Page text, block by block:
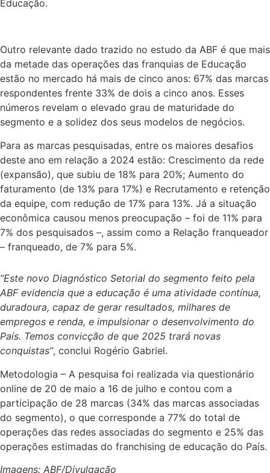
Educação.
Outro relevante dado trazido no estudo da ABF é que mais
da metade das operações das franquias de Educação
estão no mercado há mais de cinco anos: 67% das marcas
respondentes frente 33% de dois a cinco anos. Esses
números revelam o elevado grau de maturidade do
segmento e a solidez dos seus modelos de negócios.
Para as marcas pesquisadas, entre os maiores desafios
deste ano em relação a 2024 estão: Crescimento da rede
(expansão), que subiu de 18% para 20%; Aumento do
faturamento (de 13% para 17%) e Recrutamento e retenção
da equipe, com redução de 17% para 13%. Já a situação
econômica causou menos preocupação – foi de 11% para
7% dos pesquisados –, assim como a Relação franqueador
– franqueado, de 7% para 5%.
“Este novo Diagnóstico Setorial do segmento feito pela
ABF evidencia que a educação é uma atividade contínua,
duradoura, capaz de gerar resultados, milhares de
empregos e renda, e impulsionar o desenvolvimento do
País. Temos convicção de que 2025 trará novas
conquistas”, conclui Rogério Gabriel.
Metodologia – A pesquisa foi realizada via questionário
online de 20 de maio a 16 de julho e contou com a
participação de 28 marcas (34% das marcas associadas
do segmento), o que corresponde a 77% do total de
operações das redes associadas do segmento e 25% das
operações estimadas do franchising de educação do País.
Imagens: ABF/Divulgação